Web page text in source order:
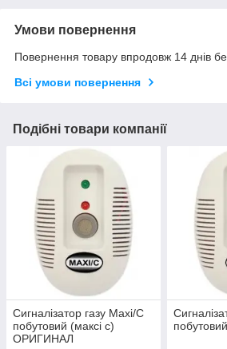
Умови повернення
Повернення товару впродовж 14 днів
Всі умови повернення
Подібні товари компанії
Сигналізатор газу Maxi/C
побутовий (максі с)
ОРИГИНАЛ